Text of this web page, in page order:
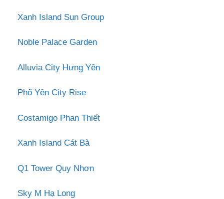
Xanh Island Sun Group
Noble Palace Garden
Alluvia City Hưng Yên
Phổ Yên City Rise
Costamigo Phan Thiết
Xanh Island Cát Bà
Q1 Tower Quy Nhơn
Sky M Hạ Long